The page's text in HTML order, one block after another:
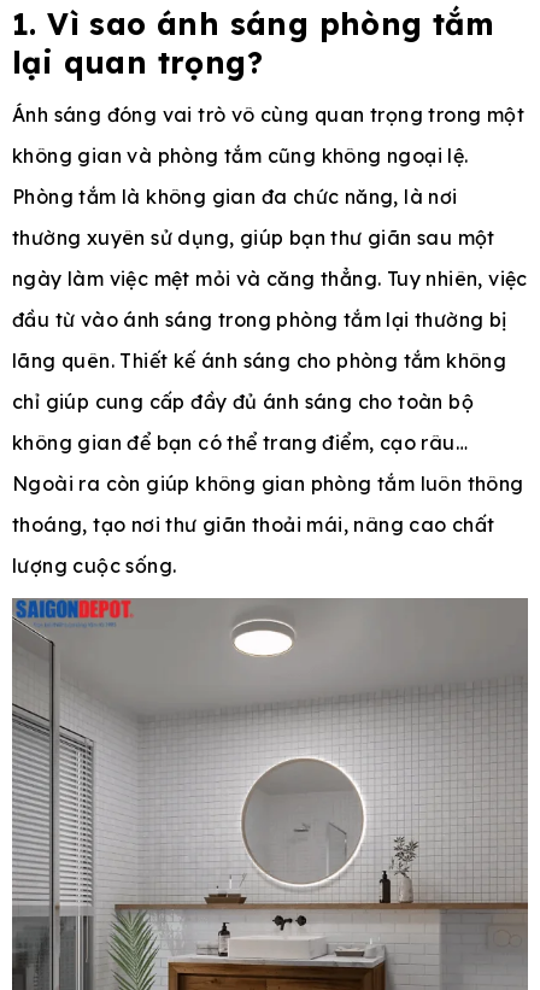
1. Vì sao ánh sáng phòng tắm
lại quan trọng?
Ánh sáng đóng vai trò vô cùng quan trọng trong một
không gian và phòng tắm cũng không ngoại lệ.
Phòng tắm là không gian đa chức năng, là nơi
thường xuyên sử dụng, giúp bạn thư giãn sau một
ngày làm việc mệt mỏi và căng thẳng. Tuy nhiên, việc
đầu từ vào ánh sáng trong phòng tắm lại thường bị
lãng quên. Thiết kế ánh sáng cho phòng tắm không
chỉ giúp cung cấp đầy đủ ánh sáng cho toàn bộ
không gian để bạn có thể trang điểm, cạo râu…
Ngoài ra còn giúp không gian phòng tắm luôn thông
thoáng, tạo nơi thư giãn thoải mái, nâng cao chất
lượng cuộc sống.